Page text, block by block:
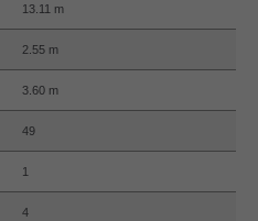
13.11 m
2.55 m
3.60 m
49
1
4